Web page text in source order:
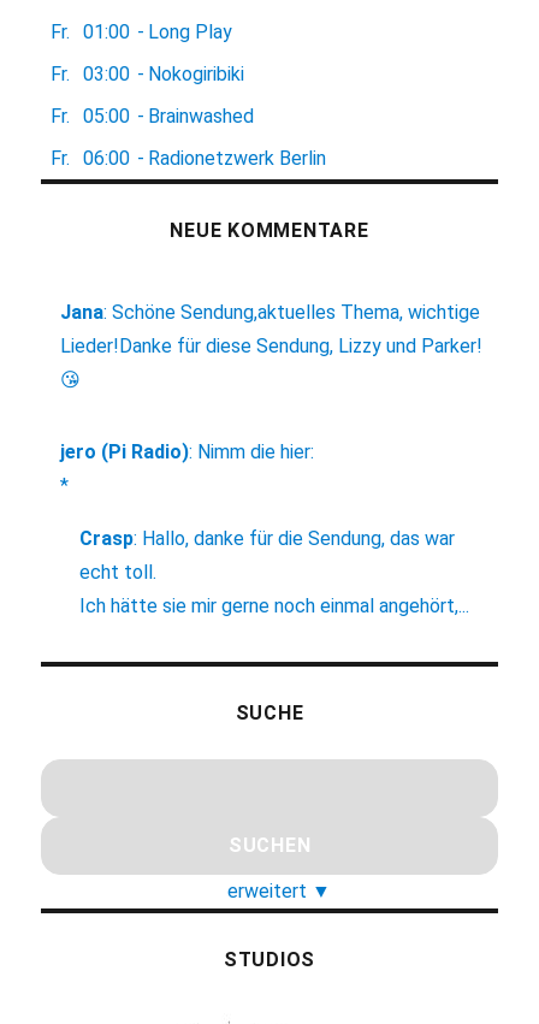
Fr.
01:00 - Long Play
Fr.
03:00 - Nokogiribiki
Fr.
05:00 - Brainwashed
Fr.
06:00 - Radionetzwerk Berlin
NEUE KOMMENTARE
Jana:Schöne Sendung,aktuelles Thema, wichtige
Lieder!Danke für diese Sendung, Lizzy und Parker!
😘
jero (Pi Radio): Nimm die hier:
*
Crasp: Hallo, danke für die Sendung, das war
echt toll.
Ich hätte sie mir gerne noch einmal angehört,...
SUCHE
erweitert ▼
STUDIOS